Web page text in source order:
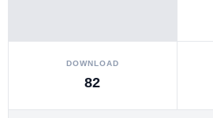
DOWNLOAD
82